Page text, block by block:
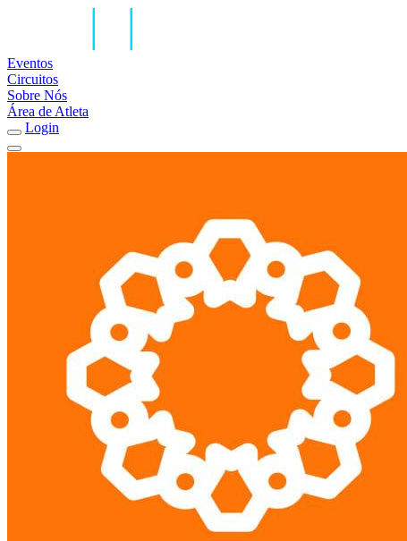
Eventos
Circuitos
Sobre Nós
Área de Atleta
Login